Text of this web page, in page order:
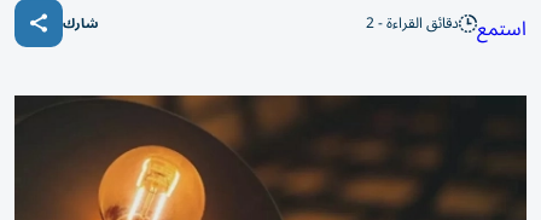
استمع دقائق القراءة - 2 شارك